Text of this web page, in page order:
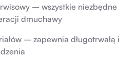
– wszystkie niezbędne
dmuchawy
– zapewnia długotrwałą i